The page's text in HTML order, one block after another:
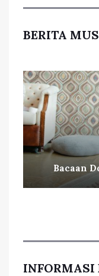
BERITA
Bacaan
INFORMASI